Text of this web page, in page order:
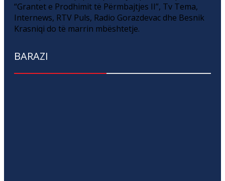
“Grantet e Prodhimit të Përmbajtjes II”, Tv Tema,
Internews, RTV Puls, Radio Gorazdevac dhe Besnik
Krasniqi do të marrin mbështetje.
BARAZI